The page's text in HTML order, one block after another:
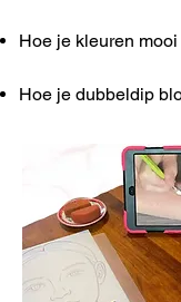
Hoe je kleuren
Hoe je dubbeldip